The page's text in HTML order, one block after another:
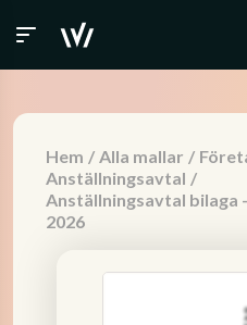
Hem / Alla mallar /
Anställningsavtal /
Anställningsavtal
2026